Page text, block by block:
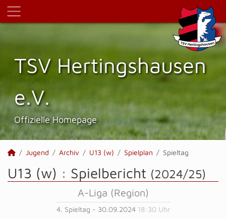
TSV Hertings­hausen
e.V.
Offizielle Homepage
Jugend Archiv U13 (w) Spielplan Spieltag
U13 (w) : Spielbericht (2024/25)
A-Liga (Region)
4. Spieltag - 30.09.2024 18:30 Uhr